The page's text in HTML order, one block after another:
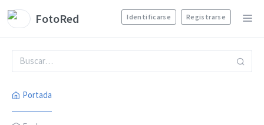
FotoRed Identificarse Registrarse
Portada